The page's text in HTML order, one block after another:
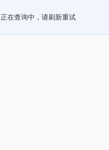
正在查询中，请刷新重试